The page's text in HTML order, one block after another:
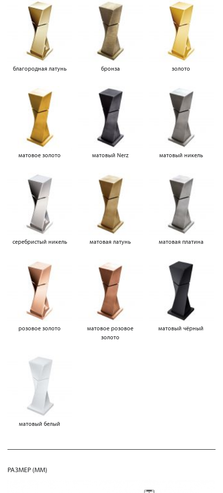
благородная латунь бронза золото
матовое золото матовый Nerz матовый никель
серебристый никель матовая латунь матовая платина
розовое золото
матовое розовое
золото
матовый чёрный
матовый белый
РАЗМЕР (MM)